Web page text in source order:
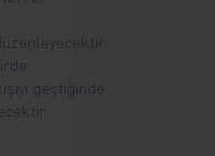
geçtiğinde